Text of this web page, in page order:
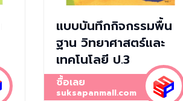
แบบบันทึกกิจกรรมพื้น
ฐาน วิทยาศาสตร์และ
เทคโนโลยี ป.3
ซื้อเลย
suksapanmall.com